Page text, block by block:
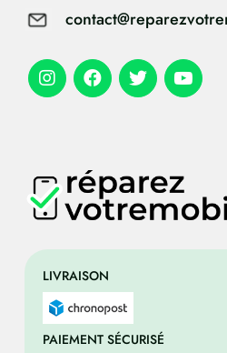
LIVRAISON
PAIEMENT SÉCURISÉ